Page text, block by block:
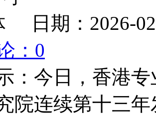
日期：
：0
：今日，香港
院连续第十三